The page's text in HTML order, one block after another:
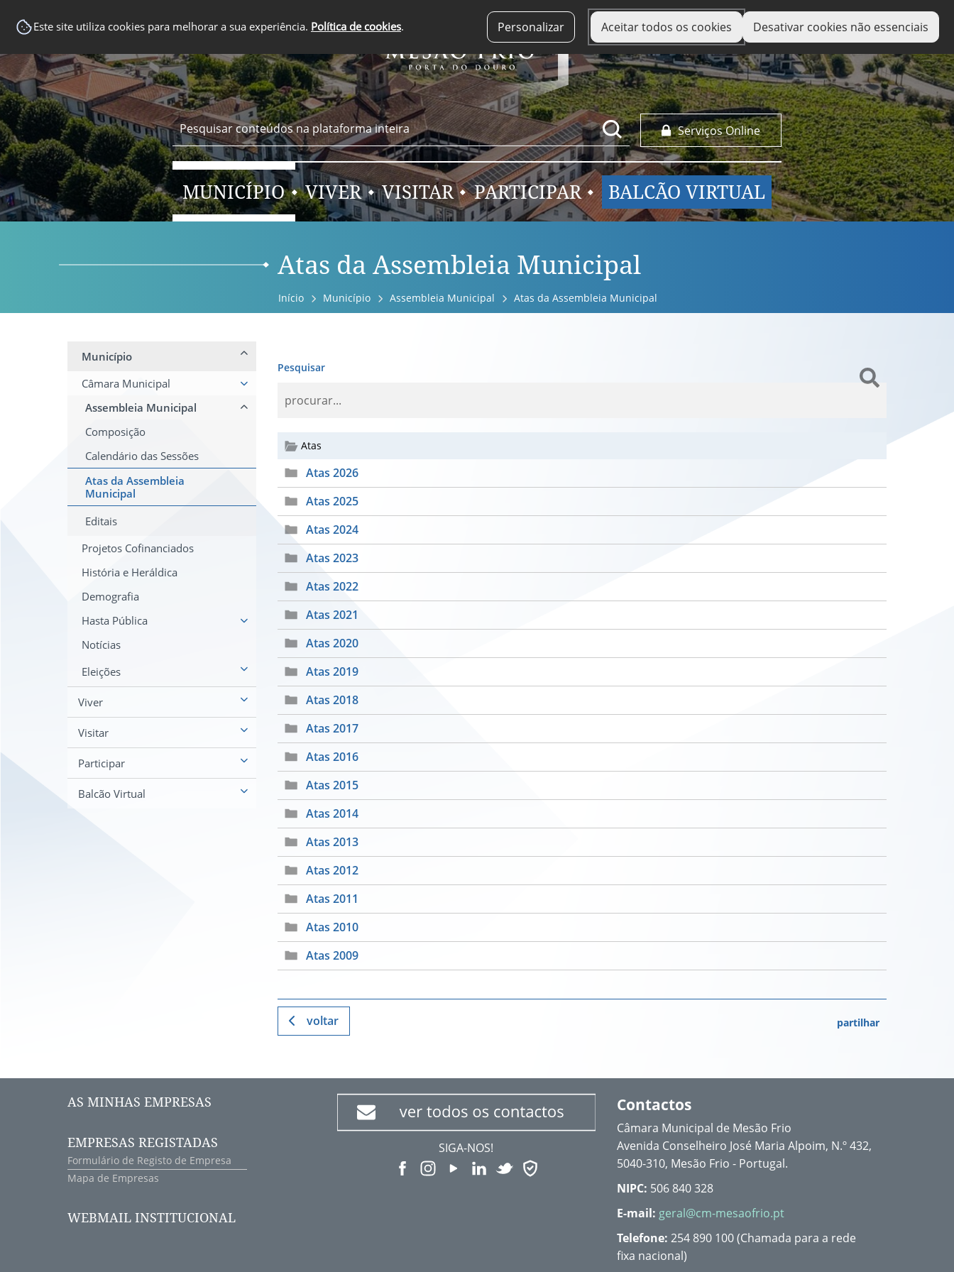
Este site utiliza cookies para melhorar a sua experiência. Política de cookies. Personalizar Aceitar todos os cookies Desativar cookies não essenciais
Serviços Online
MUNICÍPIO VIVER VISITAR PARTICIPAR BALCÃO VIRTUAL
Atas da Assembleia Municipal
Início Município Assembleia Municipal Atas da Assembleia Municipal
Município
Câmara Municipal
Assembleia Municipal
Composição
Calendário das Sessões
Atas da Assembleia
Municipal
Editais
Projetos Cofinanciados
História e Heráldica
Demografia
Hasta Pública
Notícias
Eleições
Viver
Visitar
Participar
Balcão Virtual
Pesquisar
Atas
Atas 2026
Atas 2025
Atas 2024
Atas 2023
Atas 2022
Atas 2021
Atas 2020
Atas 2019
Atas 2018
Atas 2017
Atas 2016
Atas 2015
Atas 2014
Atas 2013
Atas 2012
Atas 2011
Atas 2010
Atas 2009
voltar partilhar
AS MINHAS EMPRESAS
EMPRESAS REGISTADAS
Formulário de Registo de Empresa
Mapa de Empresas
WEBMAIL INSTITUCIONAL
SIGA-NOS!
Contactos
Câmara Municipal de Mesão Frio
Avenida Conselheiro José Maria Alpoim, N.º 432,
5040-310, Mesão Frio - Portugal.
NIPC: 506 840 328
E-mail: geral@cm-mesaofrio.pt
Telefone: 254 890 100 (Chamada para a rede
fixa nacional)